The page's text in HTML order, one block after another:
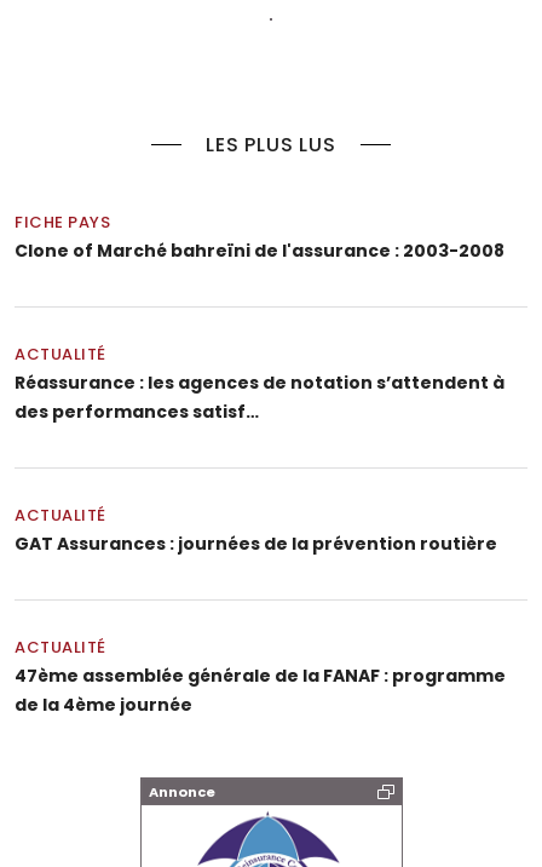
LES PLUS LUS
FICHE PAYS
Clone of Marché bahreïni de l'assurance : 2003-2008
ACTUALITÉ
Réassurance : les agences de notation s’attendent à
des performances satisf…
ACTUALITÉ
GAT Assurances : journées de la prévention routière
ACTUALITÉ
47ème assemblée générale de la FANAF : programme
de la 4ème journée
Annonce